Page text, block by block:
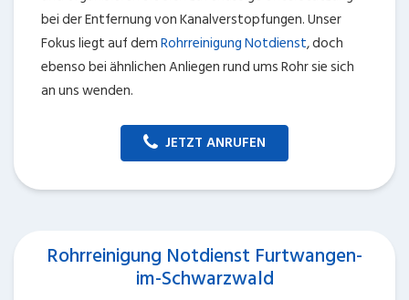
bei der Entfernung von Kanalverstopfungen. Unser
Fokus liegt auf demRohrreinigung Notdienst, doch
ebenso bei ähnlichen Anliegen rund ums Rohr sie sich
an uns wenden.
JETZT ANRUFEN
Rohrreinigung Notdienst Furtwangen-
im-Schwarzwald